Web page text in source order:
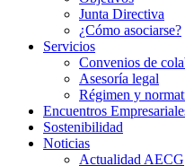
Junta Directiva
¿Cómo asociarse?
Servicios
Convenios de
Asesoría legal
Régimen y
Encuentros
Sostenibilidad
Noticias
Actualidad AECG